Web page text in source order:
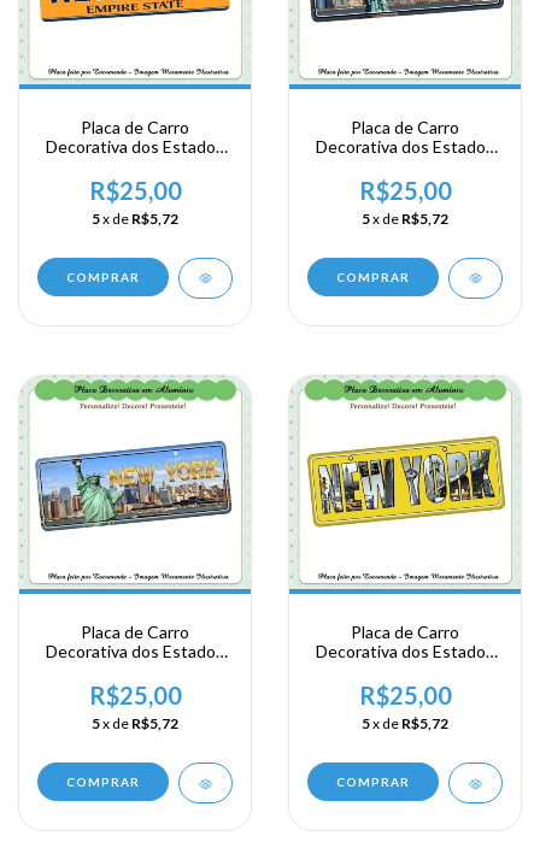
Placa de Carro
Decorativa dos Estados
New York
R$25,00
5x de R$5,72
COMPRAR
Placa de Carro
Decorativa dos Estados
New York
R$25,00
5x de R$5,72
COMPRAR
Placa de Carro
Decorativa dos Estados
New York
R$25,00
5x de R$5,72
COMPRAR
Placa de Carro
Decorativa dos Estados
New York
R$25,00
5x de R$5,72
COMPRAR